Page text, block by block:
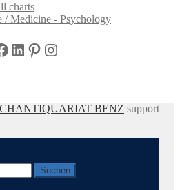
charts
/ Medicine - Psychology
LinkedIn
Pinterest
Instagram
BENZ support
Suchen